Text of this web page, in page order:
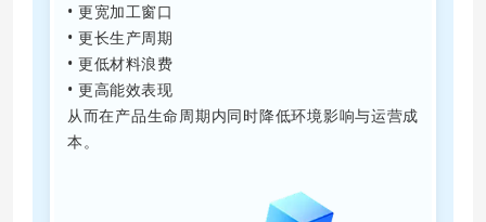
• 更宽加工窗口
• 更长生产周期
• 更低材料浪费
• 更高能效表现
从而在产品生命周期内同时降低环境影响与运营成
本。